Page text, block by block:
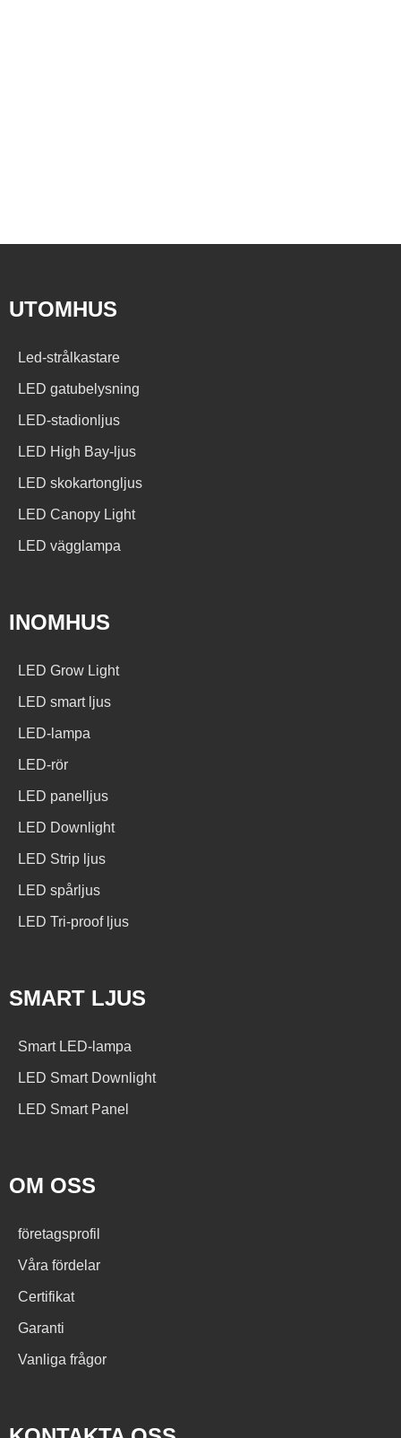
UTOMHUS
Led-strålkastare
LED gatubelysning
LED-stadionljus
LED High Bay-ljus
LED skokartongljus
LED Canopy Light
LED vägglampa
INOMHUS
LED Grow Light
LED smart ljus
LED-lampa
LED-rör
LED panelljus
LED Downlight
LED Strip ljus
LED spårljus
LED Tri-proof ljus
SMART LJUS
Smart LED-lampa
LED Smart Downlight
LED Smart Panel
OM OSS
företagsprofil
Våra fördelar
Certifikat
Garanti
Vanliga frågor